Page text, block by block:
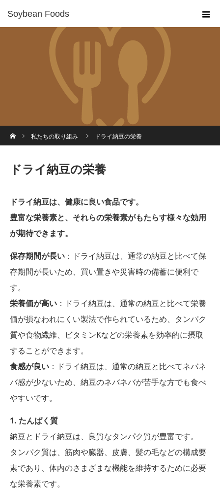
Soybean Foods
私たちの取り組み
ドライ納豆の栄養
ドライ納豆の栄養
ドライ納豆は、健康に良い食品です。
豊富な栄養素と、それらの栄養素がもたらす様々な効用
が期待できます。
保存期間が長い ：ドライ納豆は、通常の納豆と比べて保
存期間が長いため、買い置きや災害時の備蓄に便利で
す。
栄養価が高い ：ドライ納豆は、通常の納豆と比べて栄養
価が損なわれにくい製法で作られているため、タンパク
質や食物繊維、ビタミンKなどの栄養素を効率的に摂取
することができます。
食感が良い ：ドライ納豆は、通常の納豆と比べてネバネ
バ感が少ないため、納豆のネバネバが苦手な方でも食べ
やすいです。
1. たんぱく質
納豆とドライ納豆は、良質なタンパク質が豊富です。
タンパク質は、筋肉や臓器、皮膚、髪の毛などの構成要
素であり、体内のさまざまな機能を維持するために必要
な栄養素です。